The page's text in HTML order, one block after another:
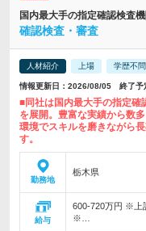
国内最大手の指定確認検査
確認検査・審査
人材紹介 上場 学歴不問
情報更新日：2026/08/05 終了予
■同社は国内最大手の指定確
を展開。豊富な実績から数
環境でスキルを磨きながら
す。
勤務地
栃木県
給与
600-720万円 ※上
※…